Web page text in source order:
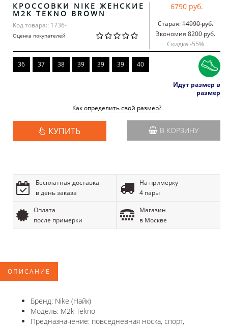
КРОССОВКИ NIKE ЖЕНСКИЕ
M2K TEKNO BROWN
Код товара:: 1736-
Оценка покупателей
6790 руб.
Старая:14990 руб.
Экономия 8200 руб.
Скидка -55%
36 37 38 39 39 39 40
Идут размер в
размер
Как определить свой размер?
КУПИТЬ В КОРЗИНУ
Бесплатная доставка
в день заказа
На примерку
4 пары
Оплата
после примерки
Магазин
в Москве
ОПИСАНИЕ
Бренд: Nike (Найк)
Модель: M2k Tekno
Предназначение: повседневная носка, спорт,